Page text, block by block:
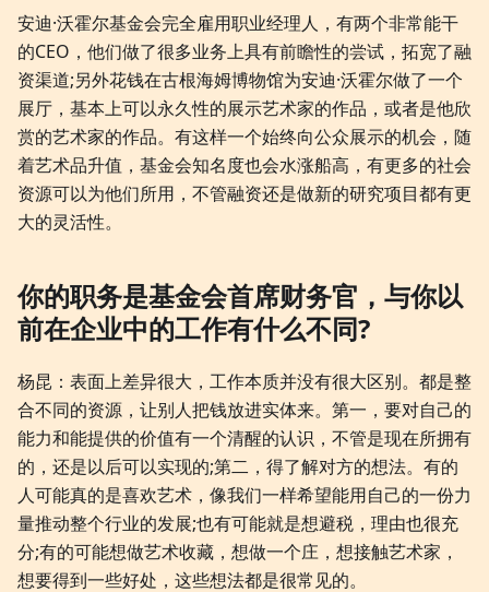
安迪·沃霍尔基金会完全雇用职业经理人，有两个非常能干
的CEO，他们做了很多业务上具有前瞻性的尝试，拓宽了融
资渠道;另外花钱在古根海姆博物馆为安迪·沃霍尔做了一个
展厅，基本上可以永久性的展示艺术家的作品，或者是他欣
赏的艺术家的作品。有这样一个始终向公众展示的机会，随
着艺术品升值，基金会知名度也会水涨船高，有更多的社会
资源可以为他们所用，不管融资还是做新的研究项目都有更
大的灵活性。
你的职务是基金会首席财务官，与你以
前在企业中的工作有什么不同?
杨昆：表面上差异很大，工作本质并没有很大区别。都是整
合不同的资源，让别人把钱放进实体来。第一，要对自己的
能力和能提供的价值有一个清醒的认识，不管是现在所拥有
的，还是以后可以实现的;第二，得了解对方的想法。有的
人可能真的是喜欢艺术，像我们一样希望能用自己的一份力
量推动整个行业的发展;也有可能就是想避税，理由也很充
分;有的可能想做艺术收藏，想做一个庄，想接触艺术家，
想要得到一些好处，这些想法都是很常见的。